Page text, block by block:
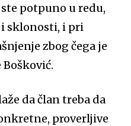
potpuno u redu,
i sklonosti, i pri
zbog čega je
Bošković.
da član treba da
proverljive